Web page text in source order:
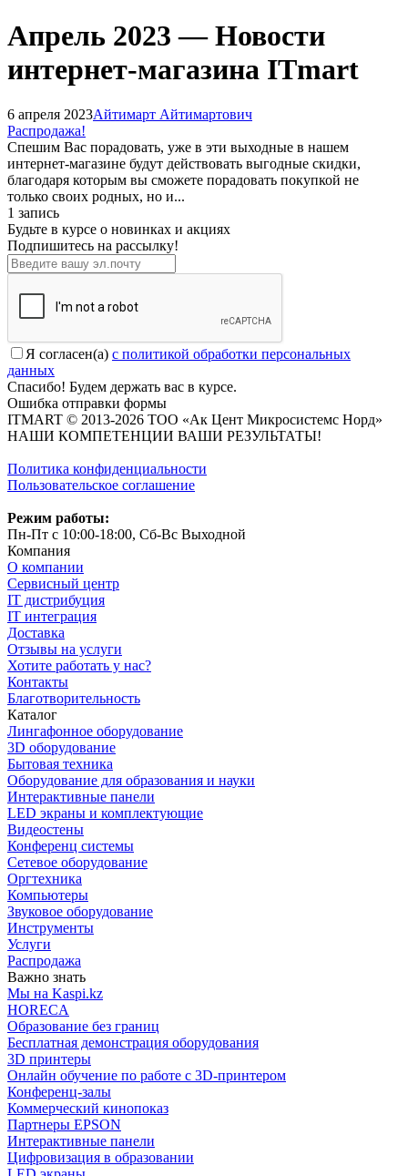
Апрель 2023 — Новости
интернет-магазина ITmart
6 апреля 2023Айтимарт Айтимартович
Распродажа!
Cпешим Вас порадовать, уже в эти выходные в нашем
интернет-магазине будут действовать выгодные скидки,
благодаря которым вы сможете порадовать покупкой не
только своих родных, но и...
1 запись
Будьте в курсе о новинках и акциях
Подпишитесь на рассылкy!
Я согласен(a) с политикой обработки персональных
данных
Спасибо! Будем держать вас в курсе.
Ошибка отправки формы
ITMART © 2013-2026 ТОО «Ак Цент Микросистемс Норд»
НАШИ КОМПЕТЕНЦИИ ВАШИ РЕЗУЛЬТАТЫ!
Политика конфиденциальности
Пользовательское соглашение
Режим работы:
Пн-Пт с 10:00-18:00, Сб-Вс Выходной
Компания
О компании
Сервисный центр
IT дистрибуция
IT интеграция
Доставка
Отзывы на услуги
Хотите работать у нас?
Контакты
Благотворительность
Каталог
Лингафонное оборудование
3D оборудование
Бытовая техника
Оборудование для образования и науки
Интерактивные панели
LED экраны и комплектующие
Видеостены
Конференц системы
Сетевое оборудование
Оргтехника
Компьютеры
Звуковое оборудование
Инструменты
Услуги
Распродажа
Важно знать
Мы на Kaspi.kz
HORECA
Образование без границ
Бесплатная демонстрация оборудования
3D принтеры
Онлайн обучение по работе с 3D-принтером
Конференц-залы
Коммерческий кинопоказ
Партнеры EPSON
Интерактивные панели
Цифровизация в образовании